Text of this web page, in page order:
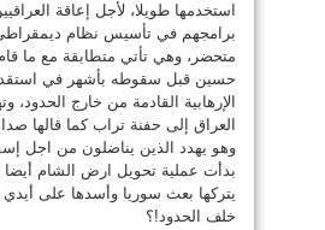
استخدمها طويلا، لأجل إعاقة
برامجهم في تأسيس نظام
متحضر، وهي تأتي متطابقة مع ما
حسين قبل سقوطه بأشهر في
الإرهابية القادمة من خارج الحدود،
العراق إلى حفنة تراب كما قالها
وهو يهدد الذين يناضلون من اجل
بدأت عملية تحويل ارض الشام
يتركها بعث سوريا وأسدها على أيدي
خلف الحدود!؟